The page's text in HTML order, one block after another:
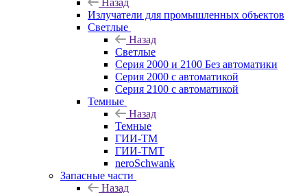
Назад
Излучатели для промышленных объектов
Светлые
Назад
Светлые
Серия 2000 и 2100 Без автоматики
Серия 2000 с автоматикой
Серия 2100 с автоматикой
Темные
Назад
Темные
ГИИ-ТМ
ГИИ-ТМТ
neroSchwank
Запасные части
Назад